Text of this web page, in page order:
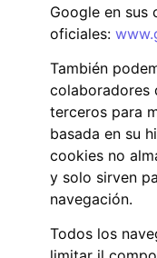
Google en sus
oficiales:
También
colaboradores
terceros para
basada en su
cookies no
y solo sirven
navegación.
Todos los